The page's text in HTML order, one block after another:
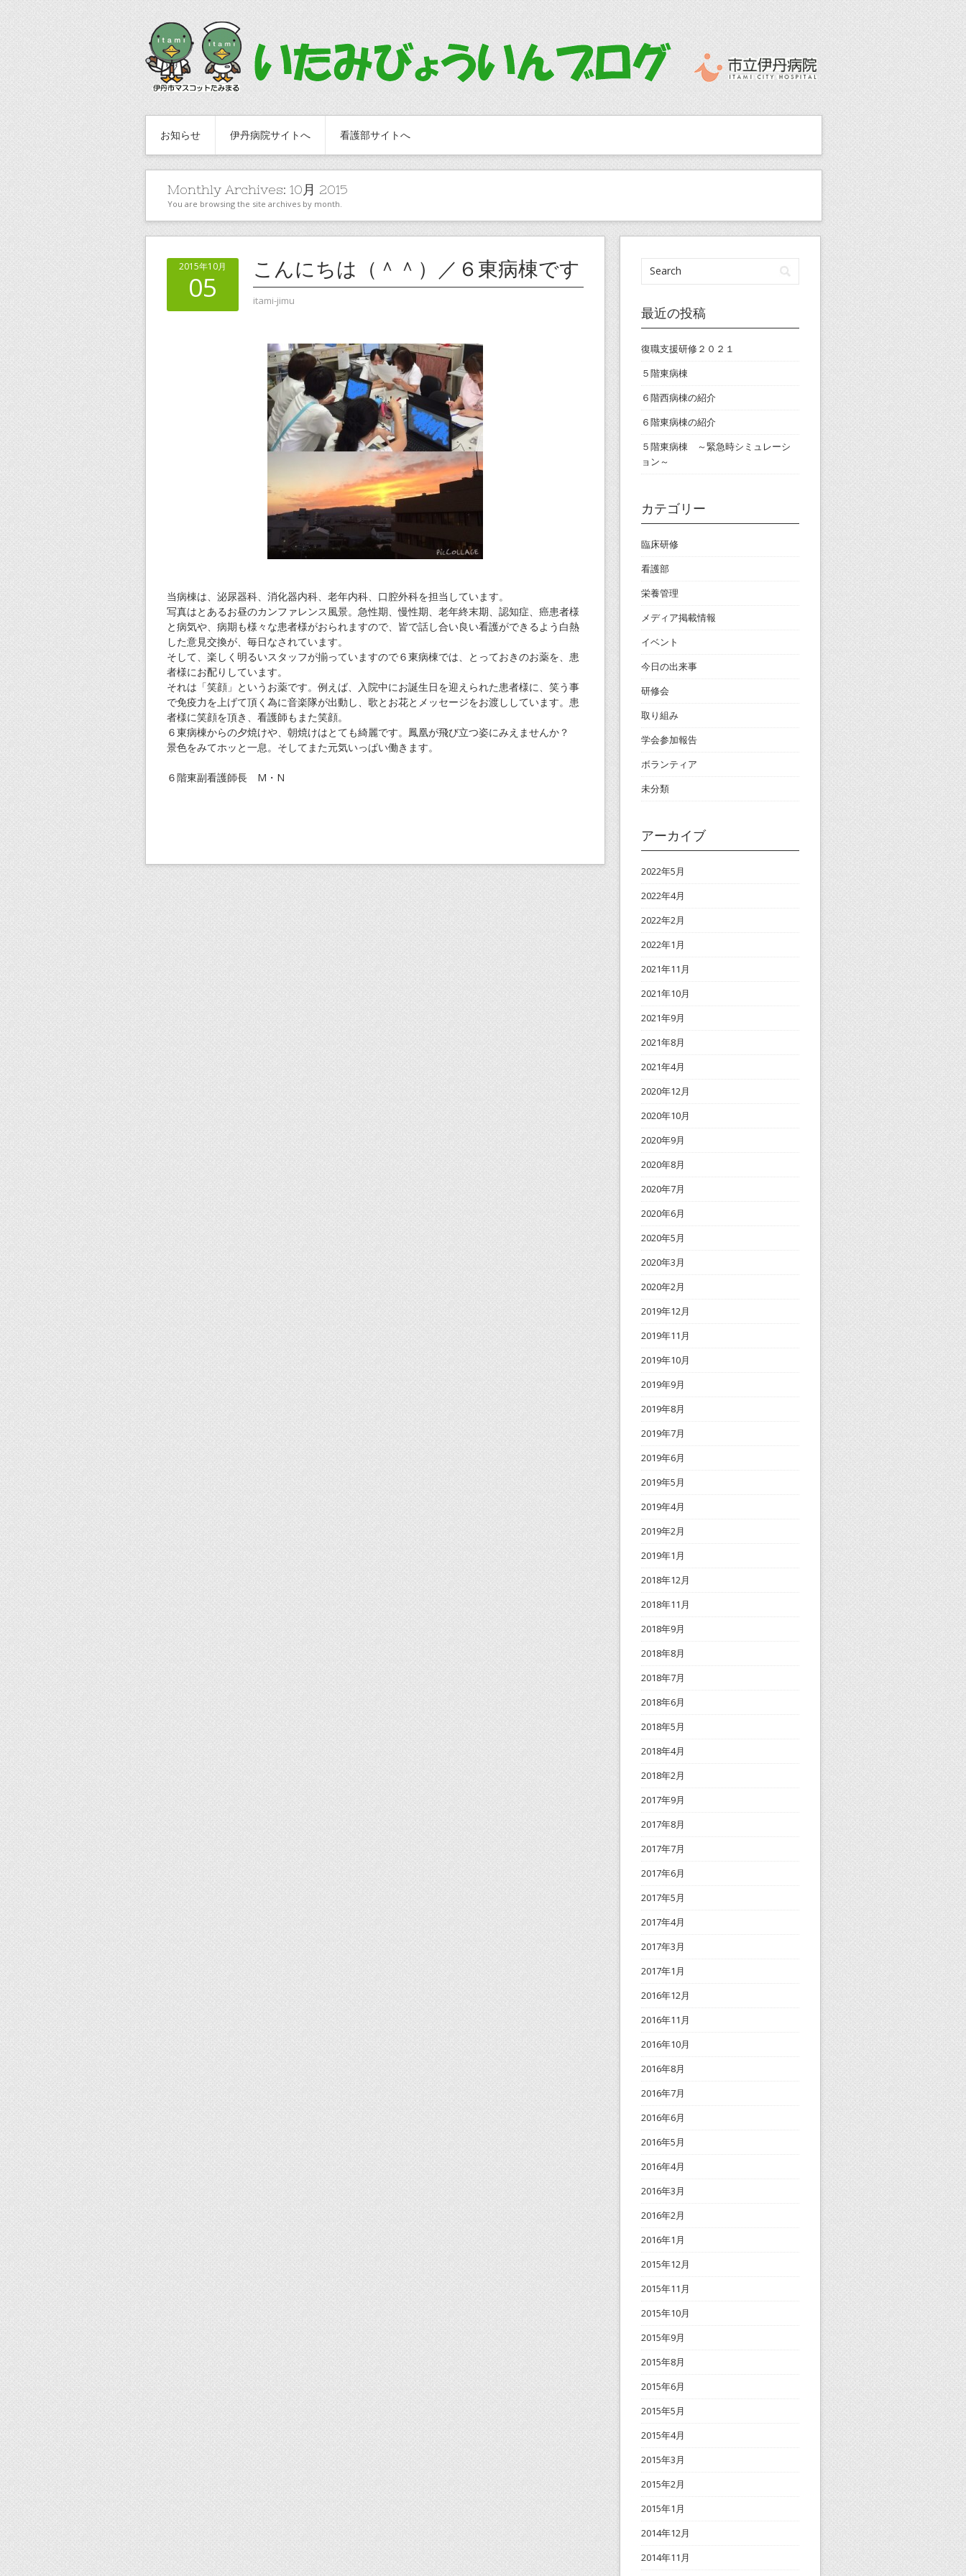
お知らせ 伊丹病院サイトへ 看護部サイトへ
Monthly Archives: 10月 2015
You are browsing the site archives by month.
2015年10月
05
こんにちは（＾＾）／６東病棟です
itami-jimu
当病棟は、泌尿器科、消化器内科、老年内科、口腔外科を担当しています。
写真はとあるお昼のカンファレンス風景。急性期、慢性期、老年終末期、認知症、癌患者様
と病気や、病期も様々な患者様がおられますので、皆で話し合い良い看護ができるよう白熱
した意見交換が、毎日なされています。
そして、楽しく明るいスタッフが揃っていますので６東病棟では、とっておきのお薬を、患
者様にお配りしています。
それは「笑顔」というお薬です。例えば、入院中にお誕生日を迎えられた患者様に、笑う事
で免疫力を上げて頂く為に音楽隊が出動し、歌とお花とメッセージをお渡ししています。患
者様に笑顔を頂き、看護師もまた笑顔。
６東病棟からの夕焼けや、朝焼けはとても綺麗です。鳳凰が飛び立つ姿にみえませんか？
景色をみてホッと一息。そしてまた元気いっぱい働きます。
６階東副看護師長 M・N
最近の投稿
復職支援研修２０２１
５階東病棟
６階西病棟の紹介
６階東病棟の紹介
５階東病棟 ～緊急時シミュレーシ
ョン～
カテゴリー
臨床研修
看護部
栄養管理
メディア掲載情報
イベント
今日の出来事
研修会
取り組み
学会参加報告
ボランティア
未分類
アーカイブ
2022年5月
2022年4月
2022年2月
2022年1月
2021年11月
2021年10月
2021年9月
2021年8月
2021年4月
2020年12月
2020年10月
2020年9月
2020年8月
2020年7月
2020年6月
2020年5月
2020年3月
2020年2月
2019年12月
2019年11月
2019年10月
2019年9月
2019年8月
2019年7月
2019年6月
2019年5月
2019年4月
2019年2月
2019年1月
2018年12月
2018年11月
2018年9月
2018年8月
2018年7月
2018年6月
2018年5月
2018年4月
2018年2月
2017年9月
2017年8月
2017年7月
2017年6月
2017年5月
2017年4月
2017年3月
2017年1月
2016年12月
2016年11月
2016年10月
2016年8月
2016年7月
2016年6月
2016年5月
2016年4月
2016年3月
2016年2月
2016年1月
2015年12月
2015年11月
2015年10月
2015年9月
2015年8月
2015年6月
2015年5月
2015年4月
2015年3月
2015年2月
2015年1月
2014年12月
2014年11月